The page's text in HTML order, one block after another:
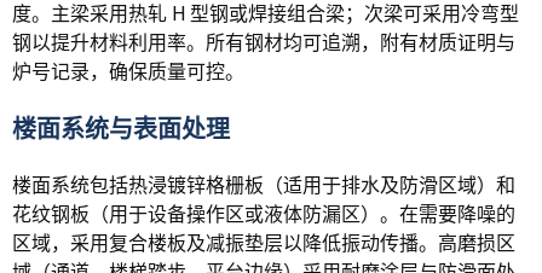
度。主梁采用热轧 H 型钢或焊接组合梁；次梁可采用冷弯型
钢以提升材料利用率。所有钢材均可追溯，附有材质证明与
炉号记录，确保质量可控。
楼面系统与表面处理
楼面系统包括热浸镀锌格栅板（适用于排水及防滑区域）和
花纹钢板（用于设备操作区或液体防漏区）。在需要降噪的
区域，采用复合楼板及减振垫层以降低振动传播。高磨损区